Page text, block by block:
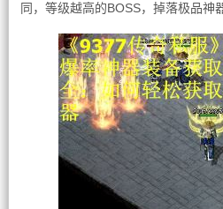
同，等级越高的BOSS，掉落极品神